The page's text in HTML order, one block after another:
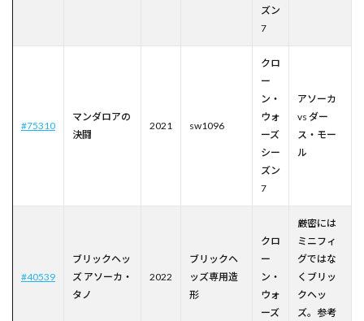
ズン
7
#75310
マンダロアの
決闘
2021 sw1096
クロ
ー
ン・
ウォ
ーズ
シー
ズン
7
アソーカ
vs ダー
ス・モー
ル
#40539
ブリックヘッ
ズ アソーカ・
タノ
2022
ブリックヘ
ッズ専用造
形
クロ
ー
ン・
ウォ
ーズ
厳密には
ミニフィ
グではな
くブリッ
クヘッ
ズ。参考